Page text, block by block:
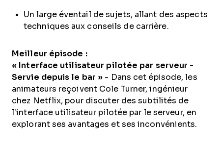
Un large éventail de sujets, allant des aspects
techniques aux conseils de carrière.
Meilleur épisode :
« Interface utilisateur pilotée par serveur -
Servie depuis le bar » - Dans cet épisode, les
animateurs reçoivent Cole Turner, ingénieur
chez Netflix, pour discuter des subtilités de
l’interface utilisateur pilotée par le serveur, en
explorant ses avantages et ses inconvénients.